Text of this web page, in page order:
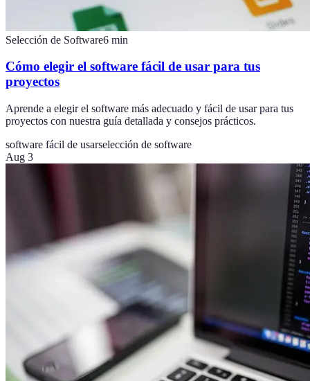
Selección de Software6 min
Cómo elegir el software fácil de usar para tus
proyectos
Aprende a elegir el software más adecuado y fácil de usar para tus
proyectos con nuestra guía detallada y consejos prácticos.
software fácil de usarselección de software
Aug 3